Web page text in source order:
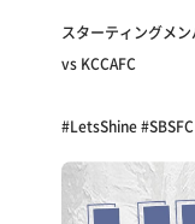
スターティングメン
vs KCCAFC
#LetsShine